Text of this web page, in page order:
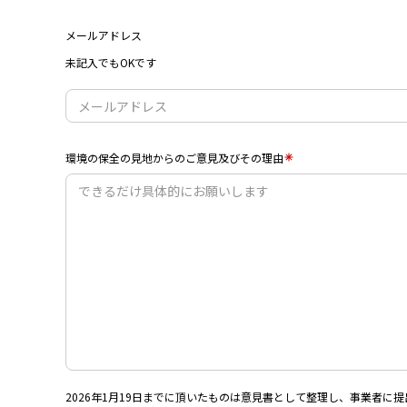
メールアドレス
未記入でもOKです
環境の保全の見地からのご意見及びその理由
2026年1月19日までに頂いたものは意見書として整理し、事業者に提